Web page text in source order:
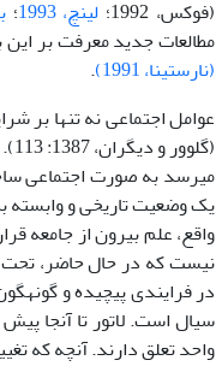
(فوکس، 1992؛
لینچ، 1993 ؛
مطالعات جدید معرفت بر
(نارستینا، 1991)
.
عوامل اجتماعی نه تنها بر
می‏رسد به صورت اجتماعی
واقع، علم بیرون از جامعه
نیست که در حال حاضر،
در فرایندی پیچیده و
سیال است. لاتور تا آنجا
واحد تعلق دارند. آنچه که